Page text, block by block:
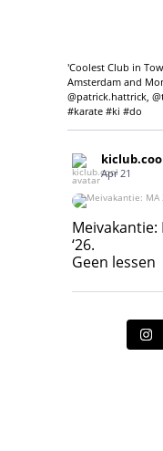
'Coolest Club in
Amsterdam and
@patrick.hattrick,
#karate #ki #do
Apr 21
Meivakantie: MA
Geen lessen
‘26.
Geen lessen